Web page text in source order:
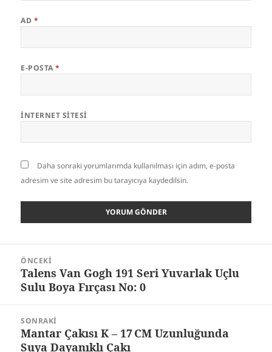
AD *
E-POSTA*
İNTERNET SITESI
Daha sonraki yorumlarımda kullanılması için adım, e-posta
adresim ve site adresim bu tarayıcıya kaydedilsin.
gezinmesi
ÖNCEKI
Önceki
yazı:
Talens Van Gogh 191 Seri Yuvarlak Uçlu
Sulu Boya Fırçası No: 0
SONRAKI
Sonraki
yazı:
Mantar Çakısı K – 17 CM Uzunluğunda
Suya Dayanıklı Çakı